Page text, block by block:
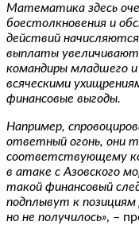
Математика здесь
боестолкновения и
действий
выплаты
командиры младшего
всяческими
финансовые выгоды.
Например,
ответный огонь, они
соответствующему
в атаке с Азовского
такой финансовый
подплывут к
но не получилось», –